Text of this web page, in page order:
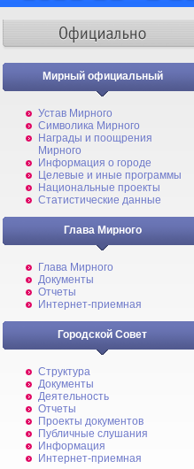
Мирный официальный
Устав Мирного
Символика Мирного
Награды и поощрения
Мирного
Информация о городе
Целевые и иные программы
Национальные проекты
Статистические данные
Глава Мирного
Глава Мирного
Документы
Отчеты
Интернет-приемная
Городской Совет
Структура
Документы
Деятельность
Отчеты
Проекты документов
Публичные слушания
Информация
Интернет-приемная